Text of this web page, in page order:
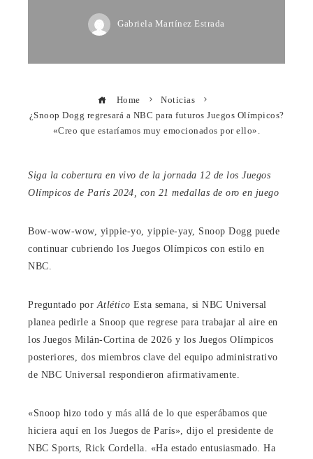
Gabriela Martínez Estrada
Home
Noticias
¿Snoop Dogg regresará a NBC para futuros Juegos Olímpicos?
«Creo que estaríamos muy emocionados por ello».
Siga la cobertura en vivo de la jornada 12 de los Juegos
Olímpicos de París 2024, con 21 medallas de oro en juego
Bow-wow-wow, yippie-yo, yippie-yay, Snoop Dogg puede
continuar cubriendo los Juegos Olímpicos con estilo en
NBC.
Preguntado por Atlético Esta semana, si NBC Universal
planea pedirle a Snoop que regrese para trabajar al aire en
los Juegos Milán-Cortina de 2026 y los Juegos Olímpicos
posteriores, dos miembros clave del equipo administrativo
de NBC Universal respondieron afirmativamente.
«Snoop hizo todo y más allá de lo que esperábamos que
hiciera aquí en los Juegos de París», dijo el presidente de
NBC Sports, Rick Cordella. «Ha estado entusiasmado. Ha